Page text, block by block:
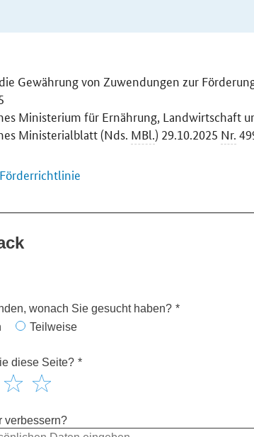
Gewährung von Zuwendungen zur
Ministerium für Ernährung, Landwirtschaft
Ministerialblatt (Nds. MBl.) 29.10.2025 Nr.